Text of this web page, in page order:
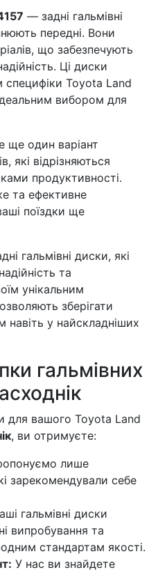
— задні гальмівні
передні. Вони
що забезпечують
Ці диски
специфіки Toyota Land
вибором для
ще один варіант
які відрізняються
продуктивності.
та ефективне
поїздки ще
гальмівні диски, які
та
унікальним
зберігати
навіть у найскладніших
гальмівних
для вашого Toyota Land
, ви отримуєте:
лише
зарекомендували себе
гальмівні диски
випробування та
стандартам якості.
У нас ви знайдете